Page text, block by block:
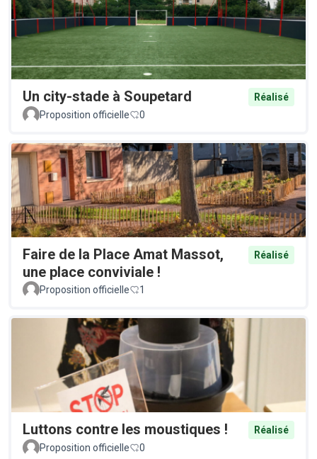
Un city-stade à Soupetard
Réalisé
Proposition officielle
0
Faire de la Place Amat Massot,
une place conviviale !
Réalisé
Proposition officielle 1
Luttons contre les moustiques !
Réalisé
Proposition officielle
0